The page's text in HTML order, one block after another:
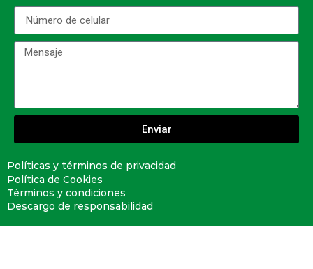
Enviar
Políticas y términos de privacidad
Política de Cookies
Términos y condiciones
Descargo de responsabilidad